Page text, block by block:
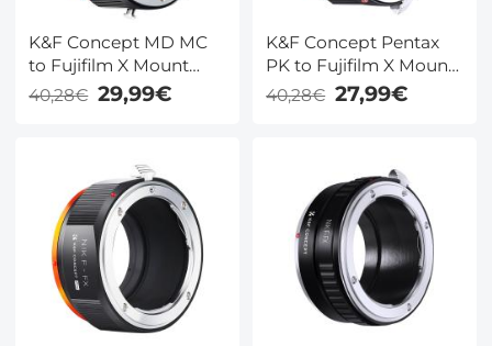
K&F Concept MD MC
to Fujifilm X Mount
Adapter
40,28€ 29,99€
K&F Concept Pentax
PK to Fujifilm X Mount
Adapter
40,28€ 27,99€